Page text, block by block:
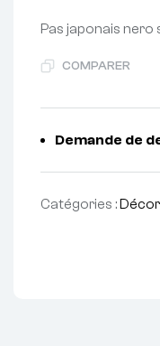
Pas japonais
COMPARER
Demande de
Catégories :